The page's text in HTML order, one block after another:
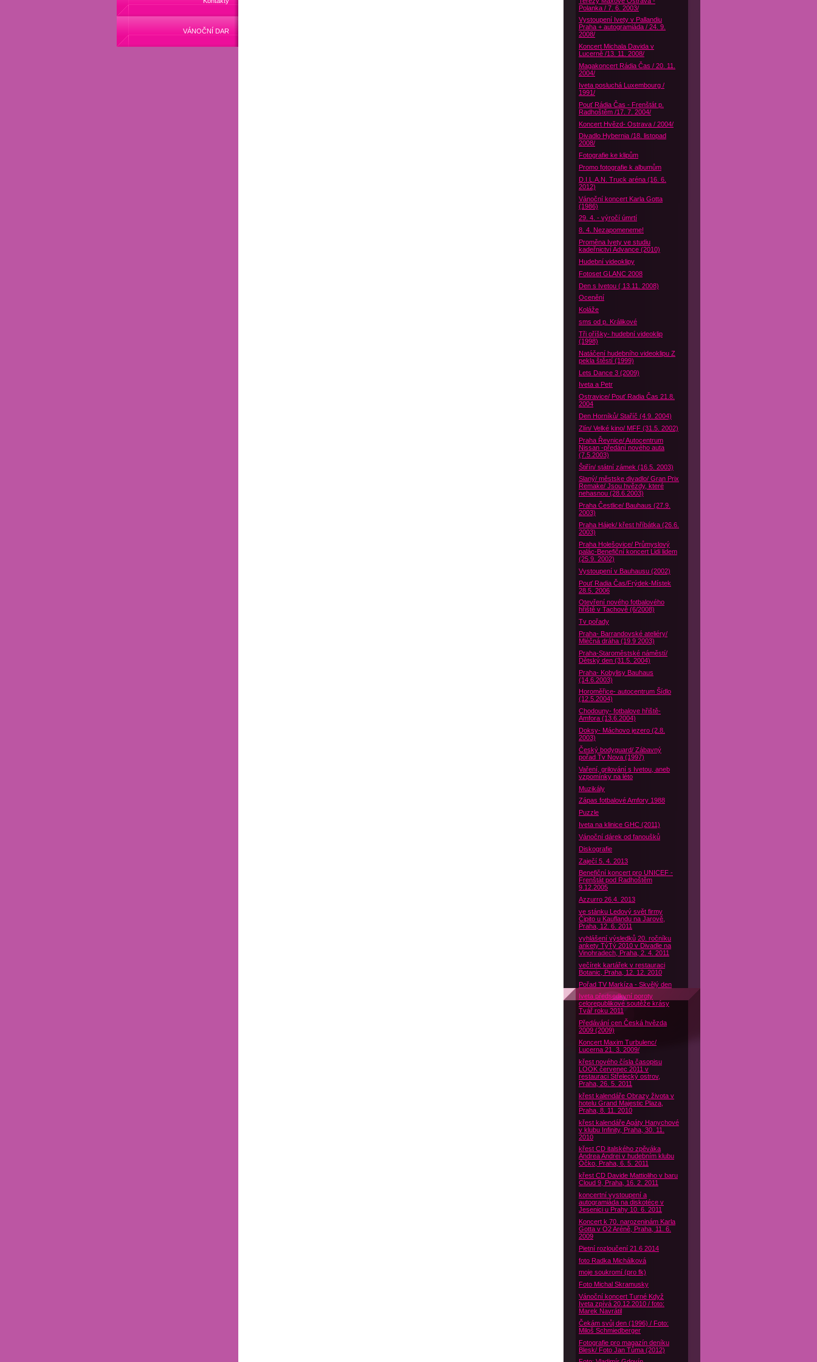
VÁNOČNÍ DAR
Polanka / 7. 6. 2003/
Vystoupení Ivety v Pallandiu
Praha + autogramiáda / 24. 9.
2008/
Koncert Michala Davida v
Lucerně /13. 11. 2008/
Magakoncert Rádia Čas / 20. 11.
2004/
Iveta posluchá Luxembourg /
1991/
Pouť Rádia Čas - Frenštát p.
Radhoštěm /17. 7. 2004/
Koncert Hvězd- Ostrava / 2004/
Divadlo Hybernia /18. listopad
2008/
Fotografie ke klipům
Promo fotografie k albumům
D.I.L.A.N. Truck aréna (16. 6.
2012)
Vánoční koncert Karla Gotta
(1986)
29. 4. - výročí úmrtí
8. 4. Nezapomeneme!
Proměna Ivety ve studiu
kadeřnictví Advance (2010)
Hudební videoklipy
Fotoset GLANC 2008
Den s Ivetou ( 13.11. 2008)
Ocenění
Koláže
sms od p. Králikové
Tři oříšky- hudební videoklip
(1998)
Natáčení hudebního videoklipu Z
pekla štěstí (1999)
Lets Dance 3 (2009)
Iveta a Petr
Ostravice/ Pouť Radia Čas 21.8.
2004
Den Horníků/ Staříč (4.9. 2004)
Zlín/ Velké kino/ MFF (31.5. 2002)
Praha Řevnice/ Autocentrum
Nissan -předání nového auta
(7.5.2003)
Štiřín/ státní zámek (16.5. 2003)
Slaný/ městske divadlo/ Gran Prix
Remake/ Jsou hvězdy, které
nehasnou (28.6.2003)
Praha Čestlice/ Bauhaus (27.9.
2003)
Praha Hájek/ křest hříbátka (26.6.
2003)
Praha Holešovice/ Průmyslový
palác-Benefiční koncert Lidi lidem
(25.9. 2002)
Vystoupení v Bauhausu (2002)
Pouť Radia Čas/Frýdek-Místek
28.5. 2006
Otevření nového fotbalového
hřiště v Tachově (6/2008)
Tv pořady
Praha- Barrandovské ateliéry/
Mléčná dráha (19.9 2003)
Praha-Staroměstské náměstí/
Dětský den (31.5. 2004)
Praha- Kobylisy Bauhaus
(14.6.2003)
Horoměřice- autocentrum Šídlo
(12.5.2004)
Chodouny- fotbalove hřiště-
Amfora (13.6.2004)
Doksy- Máchovo jezero (2.8.
2003)
Český bodyguard/ Zábavný
pořad Tv Nova (1997)
Vaření, grilování s Ivetou, aneb
vzpomínky na léto
Muzikály
Zápas fotbalové Amfory 1988
Puzzle
Iveta na klinice GHC (2011)
Vánoční dárek od fanoušků
Diskografie
Zaječí 5. 4. 2013
Benefiční koncert pro UNICEF -
Frenštát pod Radhoštěm
9.12.2005
Azzurro 26.4. 2013
ve stánku Ledový svět firmy
Čipito u Kauflandu na Jarově,
Praha, 12. 6. 2011
vyhlášení výsledků 20. ročníku
ankety TýTý 2010 v Divadle na
Vinohradech, Praha, 2. 4. 2011
večírek kartářek v restauraci
Botanic, Praha, 12. 12. 2010
Pořad TV Markíza - Skvělý den
Iveta předsedkyní poroty
celorepublikové soutěže krásy
Tvář roku 2011
Předávání cen Česká hvězda
2009 (2009)
Koncert Maxim Turbulenc/
Lucerna 21. 3. 2009/
křest nového čísla časopisu
LOOK červenec 2011 v
restauraci Střelecký ostrov,
Praha, 26. 5. 2011
křest kalendáře Obrazy života v
hotelu Grand Majestic Plaza,
Praha, 8. 11. 2010
křest kalendáře Agáty Hanychové
v klubu Infinity, Praha, 30. 11.
2010
křest CD italského zpěváka
Andrea Andrei v hudebním klubu
Óčko, Praha, 6. 5. 2011
křest CD Davide Mattioliho v baru
Cloud 9, Praha, 16. 2. 2011
koncertní vystoupení a
autogramiáda na diskotéce v
Jesenici u Prahy 10. 6. 2011
Koncert k 70. narozeninám Karla
Gotta v O2 Aréně, Praha, 11. 6.
2009
Pietní rozloučení 21.6 2014
foto Radka Michálková
moje soukromí (pro fk)
Foto Michal Skramusky
Vánoční koncert Turné Když
Iveta zpívá 20.12.2010 / foto:
Marek Navrátil
Čekám svůj den (1996) / Foto:
Miloš Schmiedberger
Fotografie pro magazín deníku
Blesk/ Foto Jan Tůma (2012)